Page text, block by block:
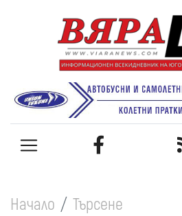
Начало Търсене